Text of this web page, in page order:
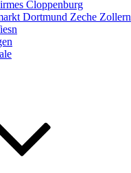
Cloppenburg
Dortmund Zeche Zollern